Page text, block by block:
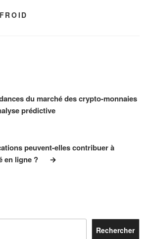
du marché des crypto-monnaies
prédictive
peuvent-elles contribuer à
en ligne ?
Rechercher